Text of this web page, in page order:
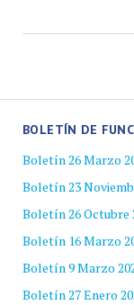
BOLETÍN DE
Boletín 26 Marzo
Boletín 23
Boletín 26 Octubre
Boletín 16 Marzo
Boletín 9 Marzo
Boletín 27 Enero